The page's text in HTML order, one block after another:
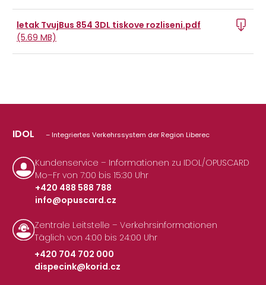
letak TvujBus 854 3DL tiskove rozliseni.pdf
(5.69 MB)
IDOL – Integriertes Verkehrssystem der Region Liberec
Kundenservice – Informationen zu IDOL/OPUSCARD
Mo–Fr von 7:00 bis 15:30 Uhr
+420 488 588 788
|
info@opuscard.cz
Zentrale Leitstelle – Verkehrsinformationen
Täglich von 4:00 bis 24:00 Uhr
+420 704 702 000
|
dispecink@korid.cz